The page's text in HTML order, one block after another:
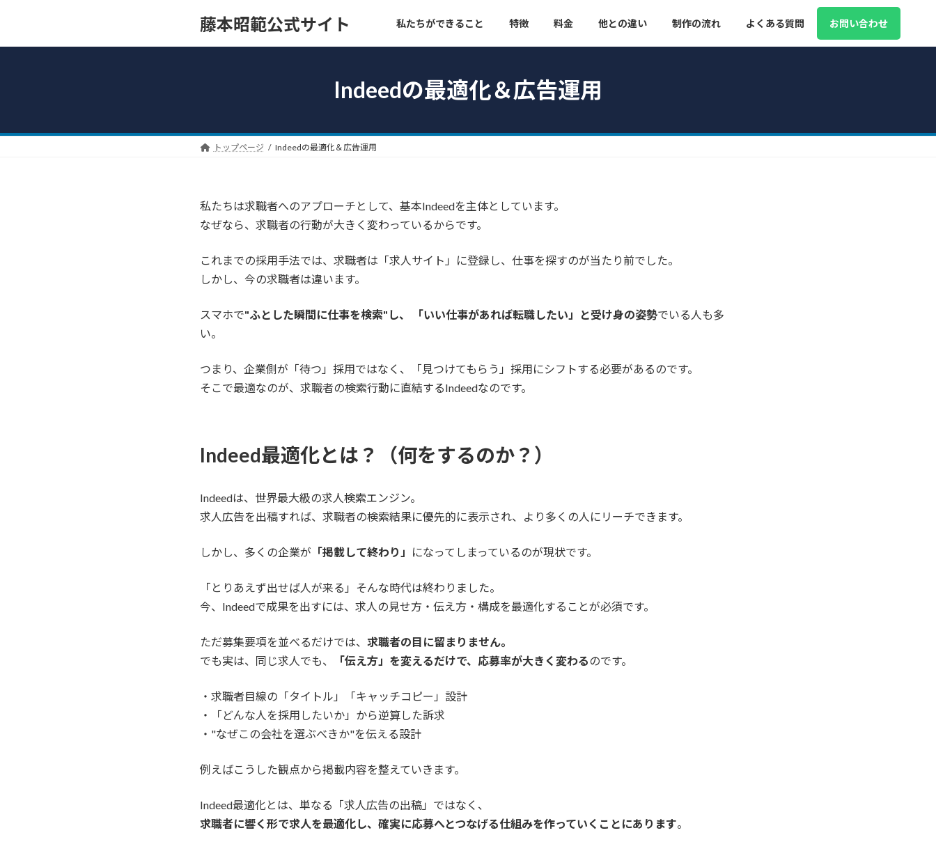
藤本昭範公式サイト 私たちができること 特徴 料金 他との違い 制作の流れ よくある質問 お問い合わせ
Indeedの最適化＆広告運用
トップページ Indeedの最適化＆広告運用
私たちは求職者へのアプローチとして、基本Indeedを主体としています。
なぜなら、求職者の行動が大きく変わっているからです。
これまでの採用手法では、求職者は「求人サイト」に登録し、仕事を探すのが当たり前でした。
しかし、今の求職者は違います。
スマホで"ふとした瞬間に仕事を検索"し、 「いい仕事があれば転職したい」と受け身の姿勢でいる人も多
い。
つまり、企業側が「待つ」採用ではなく、「見つけてもらう」採用にシフトする必要があるのです。
そこで最適なのが、求職者の検索行動に直結するIndeedなのです。
Indeed最適化とは？ （何をするのか？）
Indeedは、世界最大級の求人検索エンジン。
求人広告を出稿すれば、求職者の検索結果に優先的に表示され、より多くの人にリーチできます。
しかし、多くの企業が 「掲載して終わり」 になってしまっているのが現状です。
「とりあえず出せば人が来る」そんな時代は終わりました。
今、Indeedで成果を出すには、求人の見せ方・伝え方・構成を最適化することが必須です。
ただ募集要項を並べるだけでは、 求職者の目に留まりません。
でも実は、同じ求人でも、
「伝え方」を変えるだけで、応募率が大きく変わるのです。
・求職者目線の「タイトル」「キャッチコピー」設計
・「どんな人を採用したいか」から逆算した訴求
・"なぜこの会社を選ぶべきか"を伝える設計
例えばこうした観点から掲載内容を整えていきます。
Indeed最適化とは、単なる「求人広告の出稿」ではなく、
求職者に響く形で求人を最適化し、確実に応募へとつなげる仕組みを作っていくことにあります。